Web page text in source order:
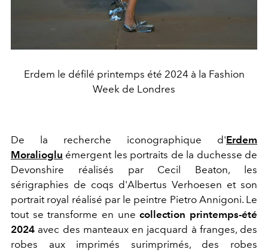
Erdem le défilé printemps été 2024 à la Fashion
Week de Londres
De la recherche iconographique d'Erdem
Moralioglu émergent les portraits de la duchesse de
Devonshire réalisés par Cecil Beaton, les
sérigraphies de coqs d'Albertus Verhoesen et son
portrait royal réalisé par le peintre Pietro Annigoni. Le
tout se transforme en unecollection printemps-été
2024 avec des manteaux en jacquard à franges, des
robes aux imprimés surimprimés, des robes